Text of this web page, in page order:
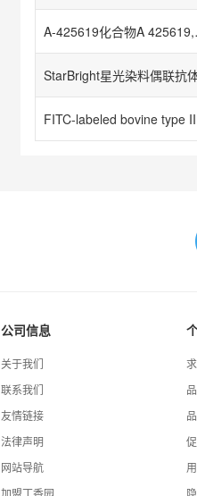
A-
StarBright星光染料偶联抗
公司信息
关于我们
联系我们
友情链接
法律声明
网站导航
加盟丁香园